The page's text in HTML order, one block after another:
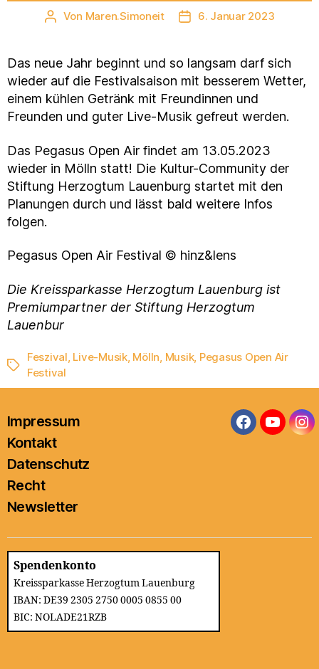
Beitragsautor
Von Maren.Simoneit Veröffentlichungsdatum
6. Januar 2023
Das neue Jahr beginnt und so langsam darf sich
wieder auf die Festivalsaison mit besserem Wetter,
einem kühlen Getränk mit Freundinnen und
Freunden und guter Live-Musik gefreut werden.
Das Pegasus Open Air findet am 13.05.2023
wieder in Mölln statt! Die Kultur-Community der
Stiftung Herzogtum Lauenburg startet mit den
Planungen durch und lässt bald weitere Infos
folgen.
Pegasus Open Air Festival © hinz&lens
Die Kreissparkasse Herzogtum Lauenburg ist
Premiumpartner der Stiftung Herzogtum
Lauenbur
Schlagwörter
Feszival, Live-Musik, Mölln, Musik, Pegasus Open Air
Festival
Impressum
Kontakt
Datenschutz
Recht
Newsletter
Facebook
Spendenkonto
Kreissparkasse Herzogtum Lauenburg
IBAN: DE39 2305 2750 0005 0855 00
BIC: NOLADE21RZB